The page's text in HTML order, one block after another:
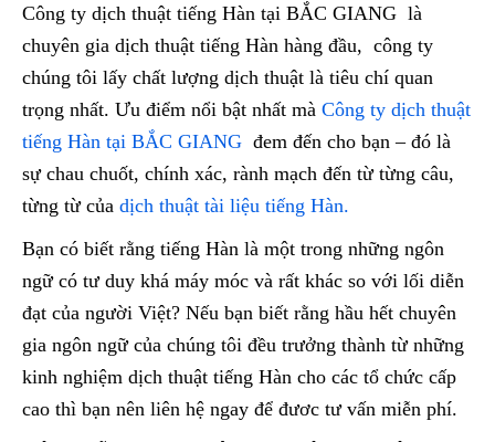
Công ty dịch thuật tiếng Hàn tại BẮC GIANG là
chuyên gia dịch thuật tiếng Hàn hàng đầu, công ty
chúng tôi lấy chất lượng dịch thuật là tiêu chí quan
trọng nhất. Ưu điểm nổi bật nhất mà Công ty dịch thuật
tiếng Hàn tại BẮC GIANG đem đến cho bạn – đó là
sự chau chuốt, chính xác, rành mạch đến từ từng câu,
từng từ của dịch thuật tài liệu tiếng Hàn.
Bạn có biết rằng tiếng Hàn là một trong những ngôn
ngữ có tư duy khá máy móc và rất khác so với lối diễn
đạt của người Việt? Nếu bạn biết rằng hầu hết chuyên
gia ngôn ngữ của chúng tôi đều trưởng thành từ những
kinh nghiệm dịch thuật tiếng Hàn cho các tổ chức cấp
cao thì bạn nên liên hệ ngay để đươc tư vấn miễn phí.